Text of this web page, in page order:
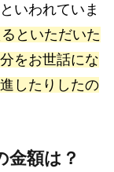
いわれていま
といただいた
をお世話にな
したりしたの
金額は？